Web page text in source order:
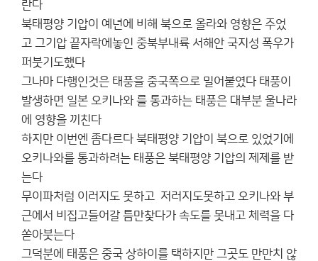
란다
북태평양 기압이 예년에 비해 북으로 올라와 영향은 주었
고 그기압 끝자락에놓인 중북부내륙 서해안 국지성 폭우가
퍼붓기도했다
그나마 다행인것은 태풍을 중국쪽으로 밀어붙였다 태풍이
발생하면 일본 오키나와 를 통과하는 태풍은 대부분 울나라
에 영향을 끼친다
하지만 이번엔 좀다르다 북태평양 기압이 북으로 있었기에
오키나와를 통과하려는 태풍은 북태평양 기압의 제제를 받
는다
무이파처럼 이러지도 못하고 저러지도못하고 오키나와 부
근에서 비집고들어갈 틈만찾다가 속도를 못내고 체력을 다
쏟아붓는다
그덕분에 태풍은 중국 상하이를 택하지만 그곳도 만만치 않